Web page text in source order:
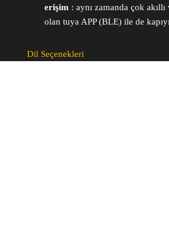
erişim : aynı zamanda çok akıllı
olan tuya APP (BLE) ile de
Dil Seçenekleri